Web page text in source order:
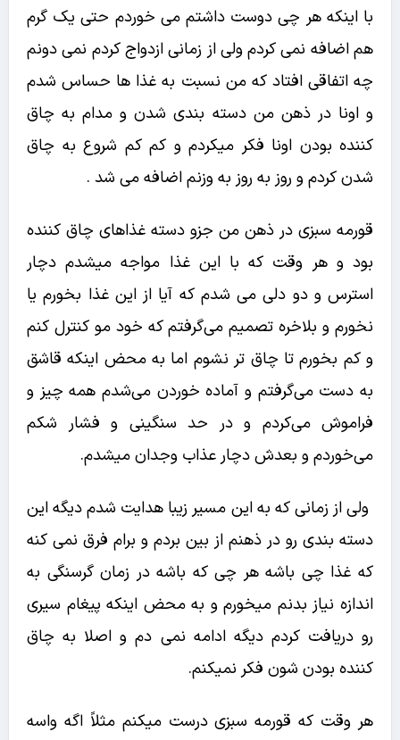
با اینکه هر چی دوست داشتم می خوردم حتی یک گرم
هم اضافه نمی کردم ولی از زمانی ازدواج کردم نمی دونم
چه اتفاقی افتاد که من نسبت به غذا ها حساس شدم
و اونا در ذهن من دسته بندی شدن و مدام به چاق
کننده بودن اونا فکر میکردم و کم کم شروع به چاق
شدن کردم و روز به روز به وزنم اضافه می شد .
قورمه سبزی در ذهن من جزو دسته غذاهای چاق کننده
بود و هر وقت که با این غذا مواجه میشدم دچار
استرس و دو دلی می شدم که آیا از این غذا بخورم یا
نخورم و بلاخره تصمیم می‌گرفتم که خود مو کنترل کنم
و کم بخورم تا چاق تر نشوم اما به محض اینکه قاشق
به دست می‌گرفتم و آماده خوردن می‌شدم همه چیز و
فراموش می‌کردم و در حد سنگینی و فشار شکم
می‌خوردم و بعدش دچار عذاب وجدان میشدم.
ولی از زمانی که به این مسیر زیبا هدایت شدم دیگه این
دسته بندی رو در ذهنم از بین بردم و برام فرق نمی کنه
که غذا چی باشه هر چی که باشه در زمان گرسنگی به
اندازه نیاز بدنم میخورم و به محض اینکه پیغام سیری
رو دریافت کردم دیگه ادامه نمی دم و اصلا به چاق
کننده بودن شون فکر نمیکنم.
هر وقت که قورمه سبزی درست میکنم مثلاً اگه واسه